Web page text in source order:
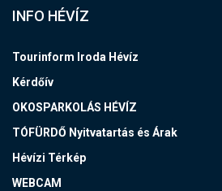
INFO HÉVÍZ
Tourinform Iroda Hévíz
Kérdőív
OKOSPARKOLÁS HÉVÍZ
TÓFÜRDŐ Nyitvatartás és Árak
Hévízi Térkép
WEBCAM